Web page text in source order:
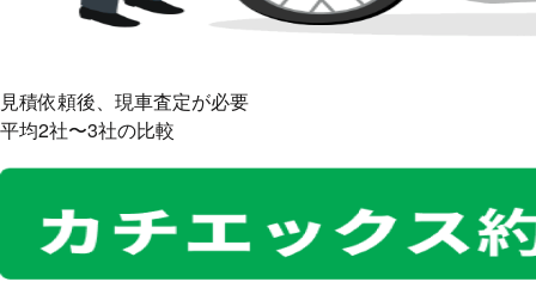
見積依頼後、現車査定が必要
平均2社〜3社の比較